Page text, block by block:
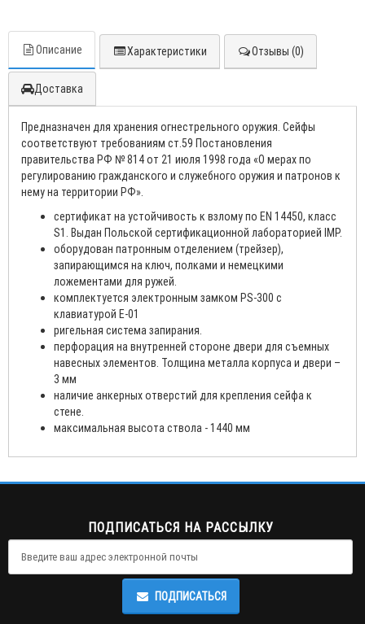
Описание Характеристики Отзывы (0)
Доставка
Предназначен для хранения огнестрельного оружия. Сейфы
соответствуют требованиям ст.59 Постановления
правительства РФ № 814 от 21 июля 1998 года «О мерах по
регулированию гражданского и служебного оружия и патронов к
нему на территории РФ».
сертификат на устойчивость к взлому по EN 14450, класс
S1. Выдан Польской сертификационной лабораторией IMP.
оборудован патронным отделением (трейзер),
запирающимся на ключ, полками и немецкими
ложементами для ружей.
комплектуется электронным замком PS-300 с
клавиатурой E-01
ригельная система запирания.
перфорация на внутренней стороне двери для съемных
навесных элементов. Толщина металла корпуса и двери –
3 мм
наличие анкерных отверстий для крепления сейфа к
стене.
максимальная высота ствола - 1440 мм
ПОДПИСАТЬСЯ НА РАССЫЛКУ
ПОДПИСАТЬСЯ